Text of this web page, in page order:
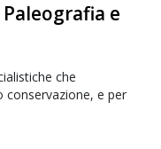
e
che
conservazione, e per